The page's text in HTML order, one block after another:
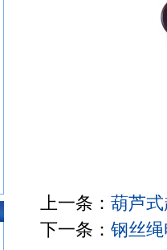
上一条： 葫芦
下一条： 钢丝